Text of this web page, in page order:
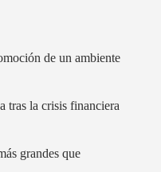
de un ambiente
tras la crisis financiera
grandes que